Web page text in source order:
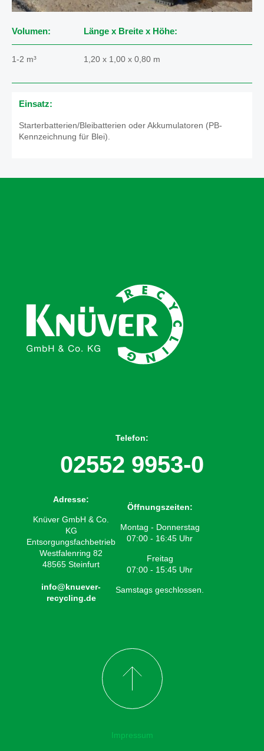
Volumen: Länge x Breite x Höhe:
1-2 m³ 1,20 x 1,00 x 0,80 m
Einsatz:
Starterbatterien/Bleibatterien oder Akkumulatoren (PB-
Kennzeichnung für Blei).
Telefon:
02552 9953-0
Adresse:
Knüver GmbH & Co.
KG
Entsorgungsfachbetrieb
Westfalenring 82
48565 Steinfurt
info@knuever-
recycling.de
Öffnungszeiten:
Montag - Donnerstag
07:00 - 16:45 Uhr
Freitag
07:00 - 15:45 Uhr
Samstags geschlossen.
Impressum